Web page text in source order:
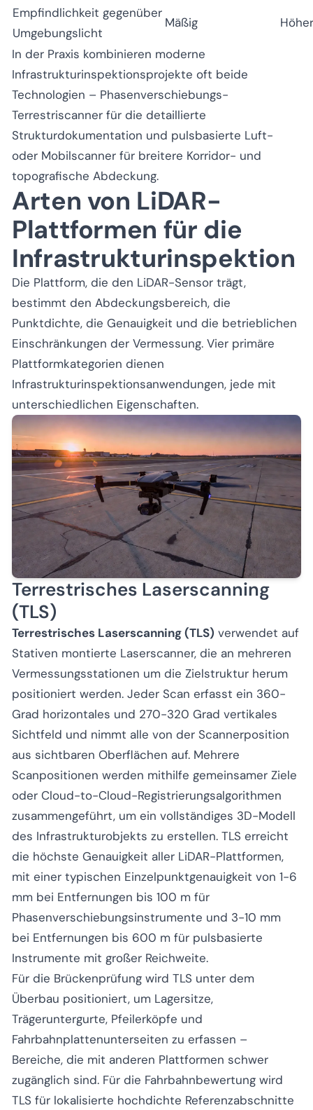
Empfindlichkeit gegenüber
Umgebungslicht
Mäßig Höher
In der Praxis kombinieren moderne
Infrastrukturinspektionsprojekte oft beide
Technologien – Phasenverschiebungs-
Terrestriscanner für die detaillierte
Strukturdokumentation und pulsbasierte Luft-
oder Mobilscanner für breitere Korridor- und
topografische Abdeckung.
Arten von LiDAR-
Plattformen für die
Infrastrukturinspektion
Die Plattform, die den LiDAR-Sensor trägt,
bestimmt den Abdeckungsbereich, die
Punktdichte, die Genauigkeit und die betrieblichen
Einschränkungen der Vermessung. Vier primäre
Plattformkategorien dienen
Infrastrukturinspektionsanwendungen, jede mit
unterschiedlichen Eigenschaften.
Terrestrisches Laserscanning
(TLS)
Terrestrisches Laserscanning (TLS) verwendet auf
Stativen montierte Laserscanner, die an mehreren
Vermessungsstationen um die Zielstruktur herum
positioniert werden. Jeder Scan erfasst ein 360-
Grad horizontales und 270-320 Grad vertikales
Sichtfeld und nimmt alle von der Scannerposition
aus sichtbaren Oberflächen auf. Mehrere
Scanpositionen werden mithilfe gemeinsamer Ziele
oder Cloud-to-Cloud-Registrierungsalgorithmen
zusammengeführt, um ein vollständiges 3D-Modell
des Infrastrukturobjekts zu erstellen. TLS erreicht
die höchste Genauigkeit aller LiDAR-Plattformen,
mit einer typischen Einzelpunktgenauigkeit von 1-6
mm bei Entfernungen bis 100 m für
Phasenverschiebungsinstrumente und 3-10 mm
bei Entfernungen bis 600 m für pulsbasierte
Instrumente mit großer Reichweite.
Für die Brückenprüfung wird TLS unter dem
Überbau positioniert, um Lagersitze,
Trägeruntergurte, Pfeilerköpfe und
Fahrbahnplattenunterseiten zu erfassen –
Bereiche, die mit anderen Plattformen schwer
zugänglich sind. Für die Fahrbahnbewertung wird
TLS für lokalisierte hochdichte Referenzabschnitte